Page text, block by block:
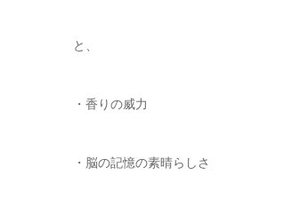
と、
・香りの威力
・脳の記憶の素晴らしさ